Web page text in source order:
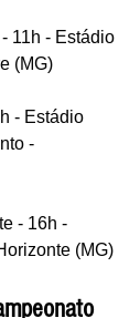
11h - Estádio
(MG)
- Estádio
-
- 16h -
(MG)